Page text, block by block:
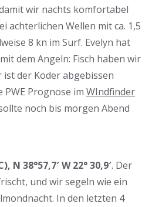
wir nachts komfortabel
achterlichen Wellen mit ca. 1,5
8 kn im Surf. Evelyn hat
dem Angeln: Fisch haben wir
der Köder abgebissen
Prognose im WIndfinder
noch bis morgen Abend
N 38°57,7′ W 22° 30,9′. Der
und wir segeln wie ein
In den letzten 4